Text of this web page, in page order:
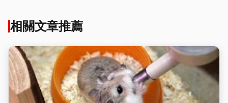
相關文章推薦